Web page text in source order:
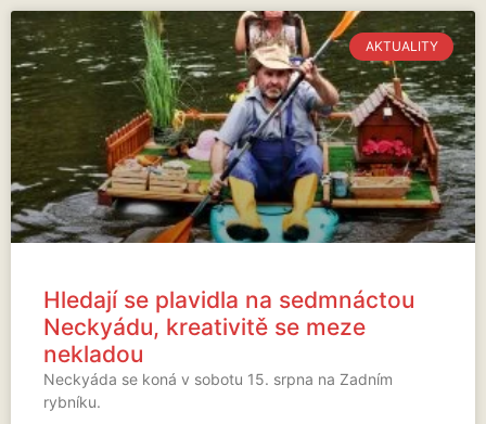
AKTUALITY
Hledají se plavidla na sedmnáctou
Neckyádu, kreativitě se meze
nekladou
Neckyáda se koná v sobotu 15. srpna na Zadním
rybníku.